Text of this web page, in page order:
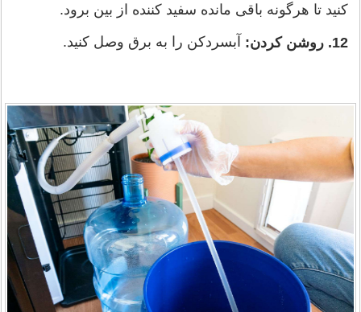
کنید تا هرگونه باقی مانده سفید کننده از بین برود.
12. روشن کردن: آبسردکن را به برق وصل کنید.